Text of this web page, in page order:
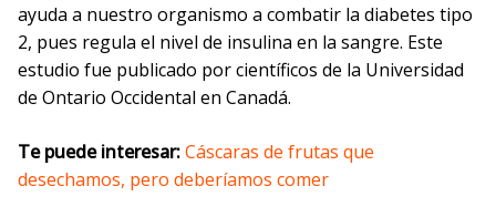
ayuda a nuestro organismo a combatir la diabetes tipo
2, pues regula el nivel de insulina en la sangre. Este
estudio fue publicado por científicos de la Universidad
de Ontario Occidental en Canadá.
Te puede interesar:Cáscaras de frutas que
desechamos, pero deberíamos comer